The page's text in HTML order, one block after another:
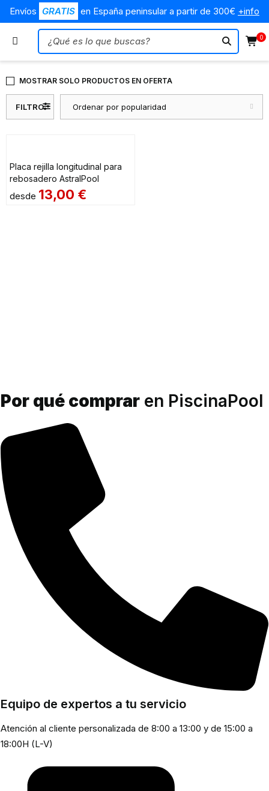
Envíos GRATIS en España peninsular a partir de 300€ +info
0
FILTRO Ordenar por popularidad
MOSTRAR SOLO PRODUCTOS EN OFERTA
Placa rejilla longitudinal para
rebosadero AstralPool
desde 13,00 €
Por qué comprar en PiscinaPool
Equipo de expertos a tu servicio
Atención al cliente personalizada de 8:00 a 13:00 y de 15:00 a
18:00H (L-V)